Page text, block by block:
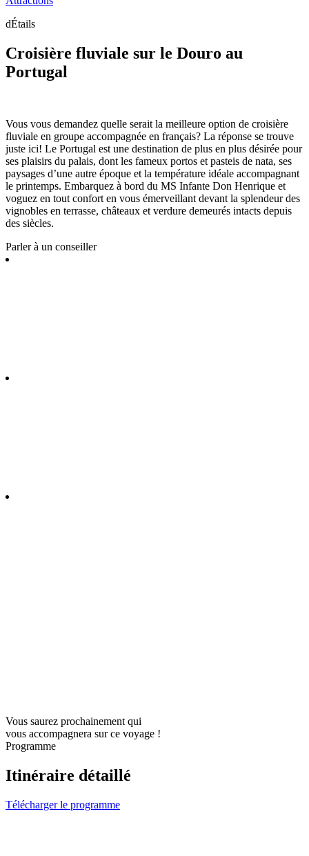
dÉtails
Croisière fluviale sur le Douro au
Portugal
Vous vous demandez quelle serait la meilleure option de croisière
fluviale en groupe accompagnée en français? La réponse se trouve
juste ici! Le Portugal est une destination de plus en plus désirée pour
ses plaisirs du palais, dont les fameux portos et pasteis de nata, ses
paysages d’une autre époque et la température idéale accompagnant
le printemps. Embarquez à bord du MS Infante Don Henrique et
voguez en tout confort en vous émerveillant devant la splendeur des
vignobles en terrasse, châteaux et verdure demeurés intacts depuis
des siècles.
Parler à un conseiller
Vous saurez prochainement qui
vous accompagnera sur ce voyage !
Programme
Itinéraire détaillé
Télécharger le programme